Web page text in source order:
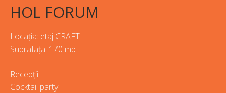
HOL FORUM
Locația: etaj CRAFT
Suprafața: 170 mp
Recepții
Cocktail party